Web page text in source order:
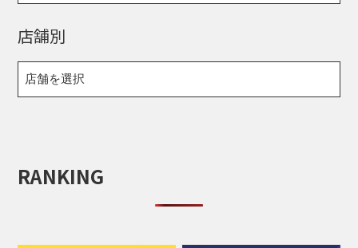
店舗別
RANKING